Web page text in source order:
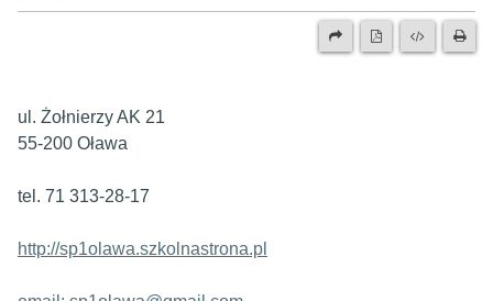
ul. Żołnierzy AK 21
55-200 Oława
tel. 71 313-28-17
http://sp1olawa.szkolnastrona.pl